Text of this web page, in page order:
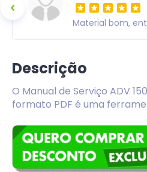
Material bom,
Descrição
O Manual de Serviço ADV
formato PDF é uma